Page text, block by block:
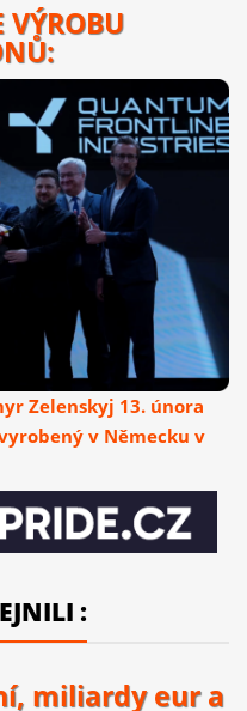
VÝROBU
Zelenskyj 13. února
v Německu v
:
miliardy eur a